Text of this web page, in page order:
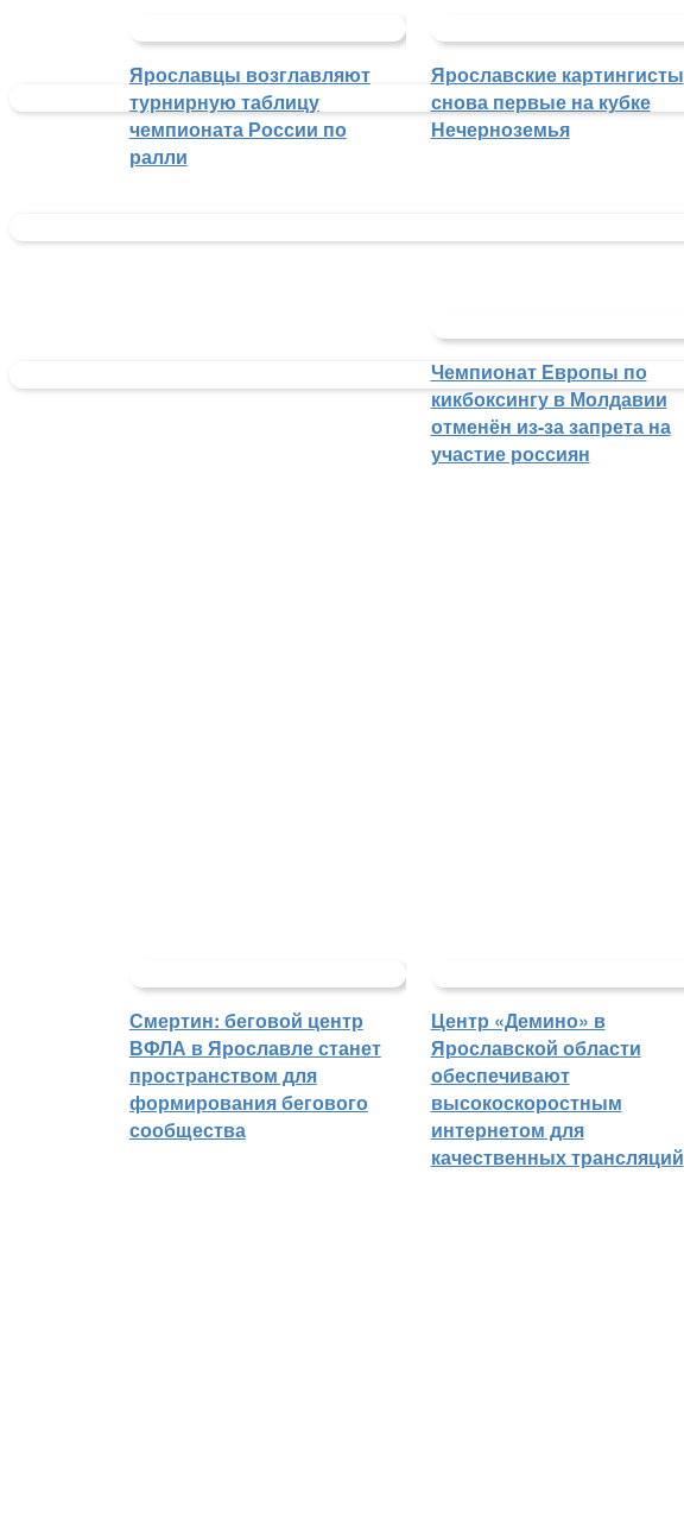
Ярославцы возглавляют
турнирную таблицу
чемпионата России по
ралли
Ярославские картингисты
снова первые на кубке
Нечерноземья
Чемпионат Европы по
кикбоксингу в Молдавии
отменён из-за запрета на
участие россиян
Смертин: беговой центр
ВФЛА в Ярославле станет
пространством для
формирования бегового
сообщества
Центр «Демино» в
Ярославской области
обеспечивают
высокоскоростным
интернетом для
качественных трансляций